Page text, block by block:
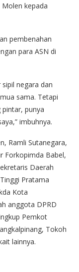
kepada
pembenahan
para ASN di
negara dan
sama. Tetapi
punya
imbuhnya.
Ramli Sutanegara,
Forkopimda Babel,
Daerah
Pratama
Kota
anggota DPRD
Pemkot
Tokoh
lainnya.